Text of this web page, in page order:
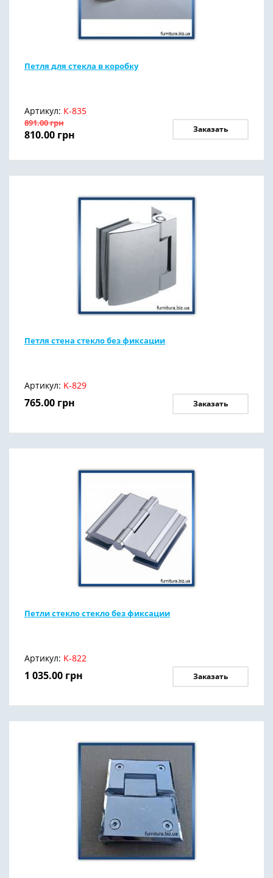
Петля для стекла в коробку
Артикул: К-835
891.00грн
810.00 грн Заказать
Петля стена стекло без фиксации
Артикул: K-829
765.00 грн Заказать
Петли стекло стекло без фиксации
Артикул: K-822
1 035.00 грн Заказать